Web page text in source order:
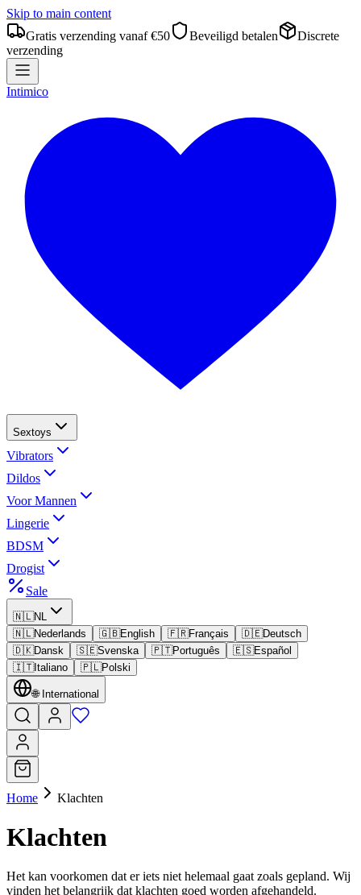
Skip to main content
Gratis verzending vanaf €50
Beveiligd betalen
Discrete
verzending
Intimico
Sextoys
Vibrators
Dildos
Voor Mannen
Lingerie
BDSM
Drogist
Sale
🇳🇱NL
🇳🇱Nederlands 🇬🇧English 🇫🇷Français 🇩🇪Deutsch
🇩🇰Dansk 🇸🇪Svenska 🇵🇹Português 🇪🇸Español
🇮🇹Italiano 🇵🇱Polski
🌐 International
Home Klachten
Klachten
Het kan voorkomen dat er iets niet helemaal gaat zoals gepland. Wij
vinden het belangrijk dat klachten goed worden afgehandeld.